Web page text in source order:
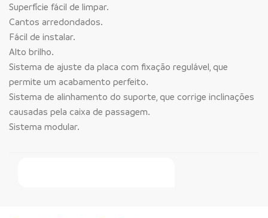
Superfície fácil de limpar.
Cantos arredondados.
Fácil de instalar.
Alto brilho.
Sistema de ajuste da placa com fixação regulável, que
permite um acabamento perfeito.
Sistema de alinhamento do suporte, que corrige inclinações
causadas pela caixa de passagem.
Sistema modular.